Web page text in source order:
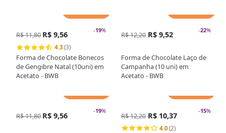
-19%
R$ 11,80 R$ 9,56
4.3(3)
Forma de Chocolate Bonecos
de Gengibre Natal (10uni) em
Acetato - BWB
-22%
R$ 12,20 R$ 9,52
Forma de Chocolate Laço de
Campanha (10 uni) em
Acetato - BWB
-19%
R$ 11,80 R$ 9,56 -15%
R$ 12,20 R$ 10,37
4.0(2)